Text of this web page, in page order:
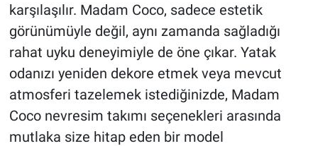
karşılaşılır. Madam Coco, sadece estetik
görünümüyle değil, aynı zamanda sağladığı
rahat uyku deneyimiyle de öne çıkar. Yatak
odanızı yeniden dekore etmek veya mevcut
atmosferi tazelemek istediğinizde, Madam
Coco nevresim takımı seçenekleri arasında
mutlaka size hitap eden bir model